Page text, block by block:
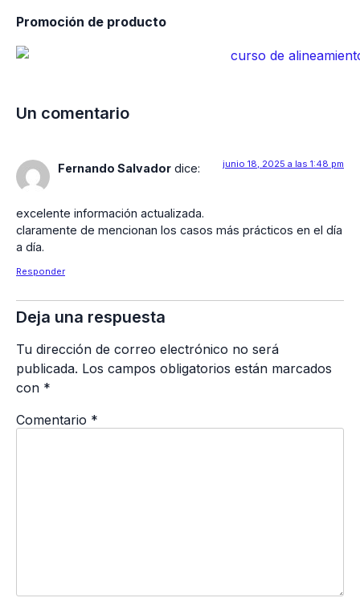
Promoción de producto
Un comentario
Fernando Salvador dice: junio 18, 2025 a las 1:48 pm
excelente información actualizada.
claramente de mencionan los casos más prácticos en el día
a día.
Responder
Deja una respuesta
Tu dirección de correo electrónico no será
publicada. Los campos obligatorios están marcados
con *
Comentario *